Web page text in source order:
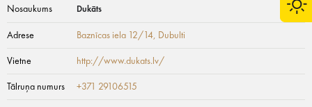
Nosaukums Dukāts
Adrese Baznīcas iela 12/14, Dubulti
Vietne http://www.dukats.lv/
Tālruņa numurs +371 29106515